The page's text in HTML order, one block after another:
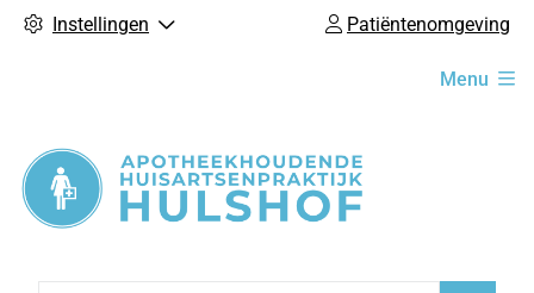
Instellingen Patiëntenomgeving
Menu